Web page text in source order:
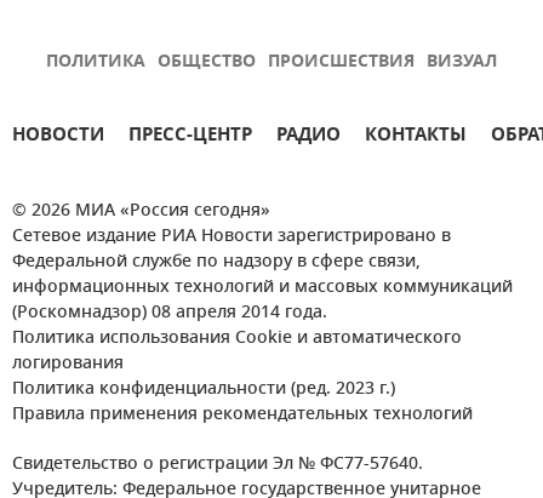
ПОЛИТИКА ОБЩЕСТВО ПРОИСШЕСТВИЯ ВИЗУАЛ
НОВОСТИ ПРЕСС-ЦЕНТР РАДИО КОНТАКТЫ
© 2026 МИА «Россия сегодня»
Сетевое издание РИА Новости зарегистрировано в
Федеральной службе по надзору в сфере связи,
информационных технологий и массовых коммуникаций
(Роскомнадзор) 08 апреля 2014 года.
Политика использования Cookie и автоматического
логирования
Политика конфиденциальности (ред. 2023 г.)
Правила применения рекомендательных технологий
Свидетельство о регистрации Эл № ФС77-57640.
Учредитель: Федеральное государственное унитарное